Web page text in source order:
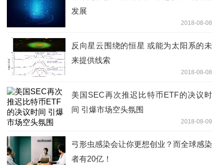
发展
2018-08-08
反向星云围绕的恒星 或能为太阳系的未
来提供线索
2018-08-08
美国SEC再次推迟比特币ETF的决议时
间 引爆市场空头氛围
2018-08-09
弓形虫感染会让你更想创业？而全球感染
者有20亿！